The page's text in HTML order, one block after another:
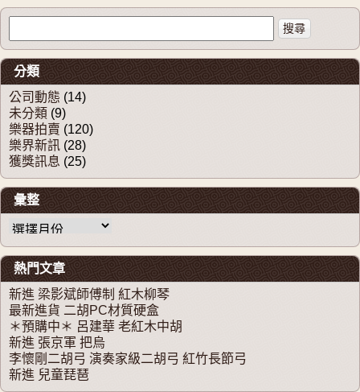
分類
公司動態 (14)
未分類 (9)
樂器拍賣 (120)
樂界新訊 (28)
獲獎訊息 (25)
彙整
彙整
熱門文章
新進 梁影斌師傅制 紅木柳琴
最新進貨 二胡PC材質硬盒
＊預購中＊ 呂建華 老紅木中胡
新進 張京軍 把烏
李懷剛二胡弓 演奏家級二胡弓 紅竹長節弓
新進 兒童琵琶